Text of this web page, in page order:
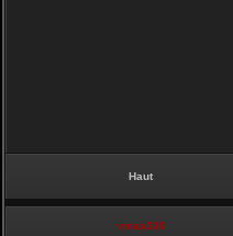
Haut
vmax330